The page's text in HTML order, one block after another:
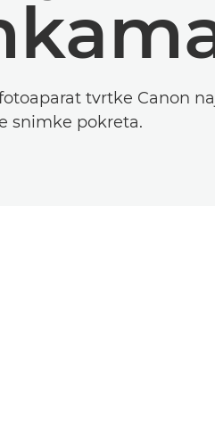
tvrtke Canon
snimke pokreta.